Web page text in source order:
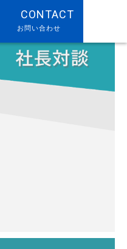
CONTACT
お問い合わせ